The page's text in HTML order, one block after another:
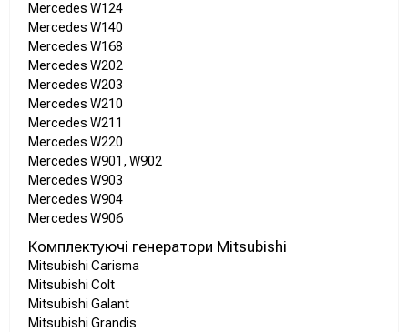
Mercedes W124
Mercedes W140
Mercedes W168
Mercedes W202
Mercedes W203
Mercedes W210
Mercedes W211
Mercedes W220
Mercedes W901, W902
Mercedes W903
Mercedes W904
Mercedes W906
Комплектуючі генератори Mitsubishi
Mitsubishi Carisma
Mitsubishi Colt
Mitsubishi Galant
Mitsubishi Grandis